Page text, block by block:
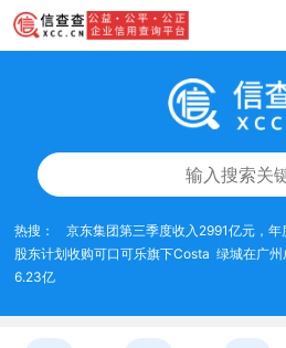
热搜： 京东集团第三季度收入2991亿元，
股东计划收购可口可乐旗下Costa 绿城在广
6.23亿